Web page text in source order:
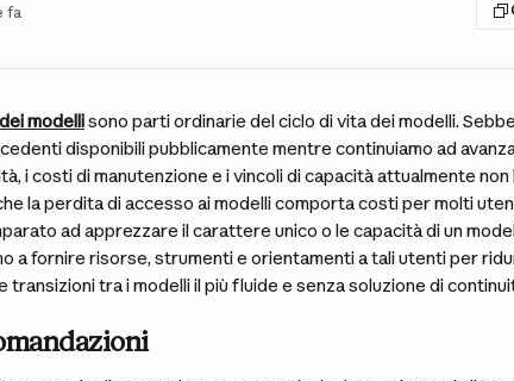
fa
modelli sono parti ordinarie del ciclo di vita dei modelli.
disponibili pubblicamente mentre continuiamo ad
i costi di manutenzione e i vincoli di capacità attualmente
la perdita di accesso ai modelli comporta costi per molti
ad apprezzare il carattere unico o le capacità di un
a fornire risorse, strumenti e orientamenti a tali utenti per
tra i modelli il più fluide e senza soluzione di